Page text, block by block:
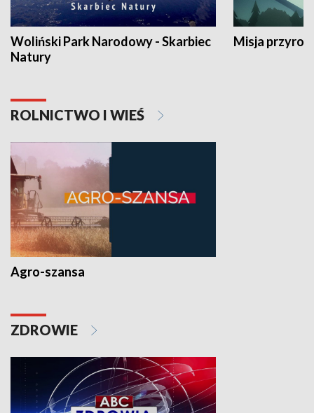
Woliński Park Narodowy - Skarbiec
Natury
Misja
ROLNICTWO I WIEŚ
Agro-szansa
ZDROWIE